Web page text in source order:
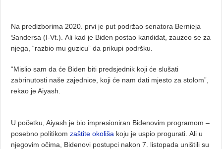
Na predizborima 2020. prvi je put podržao senatora Bernieja
Sandersa (I-Vt.). Ali kad je Biden postao kandidat, zauzeo se za
njega, “razbio mu guzicu” da prikupi podršku.
“Mislio sam da će Biden biti predsjednik koji će slušati
zabrinutosti naše zajednice, koji će nam dati mjesto za stolom”,
rekao je Aiyash.
U početku, Aiyash je bio impresioniran Bidenovim programom –
posebno politikomzaštite okoliša koju je uspio progurati. Ali u
njegovim očima, Bidenovi postupci nakon 7. listopada uništili su